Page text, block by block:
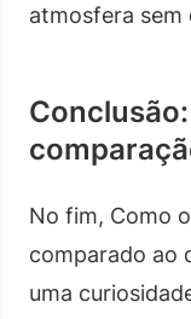
atmosfera sem
No fim, Como
comparado ao
uma